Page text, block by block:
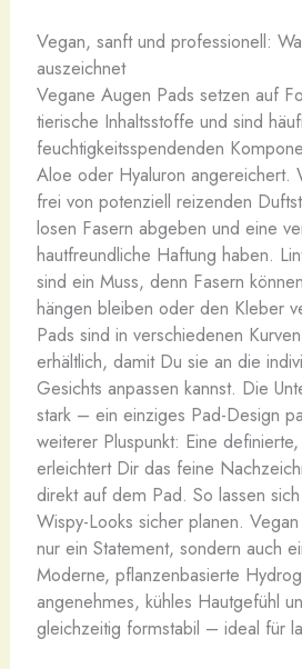
Vegan, sanft und professionell:
auszeichnet
Vegane Augen Pads setzen auf
tierische Inhaltsstoffe und sind
feuchtigkeitsspendenden
Aloe oder Hyaluron angereichert.
frei von potenziell reizenden
losen Fasern abgeben und eine
hautfreundliche Haftung haben.
sind ein Muss, denn Fasern
hängen bleiben oder den Kleber
Pads sind in verschiedenen
erhältlich, damit Du sie an die
Gesichts anpassen kannst. Die
stark – ein einziges Pad-Design
weiterer Pluspunkt: Eine
erleichtert Dir das feine
direkt auf dem Pad. So lassen
Wispy-Looks sicher planen.
nur ein Statement, sondern auch
Moderne, pflanzenbasierte
angenehmes, kühles Hautgefühl
gleichzeitig formstabil – ideal für